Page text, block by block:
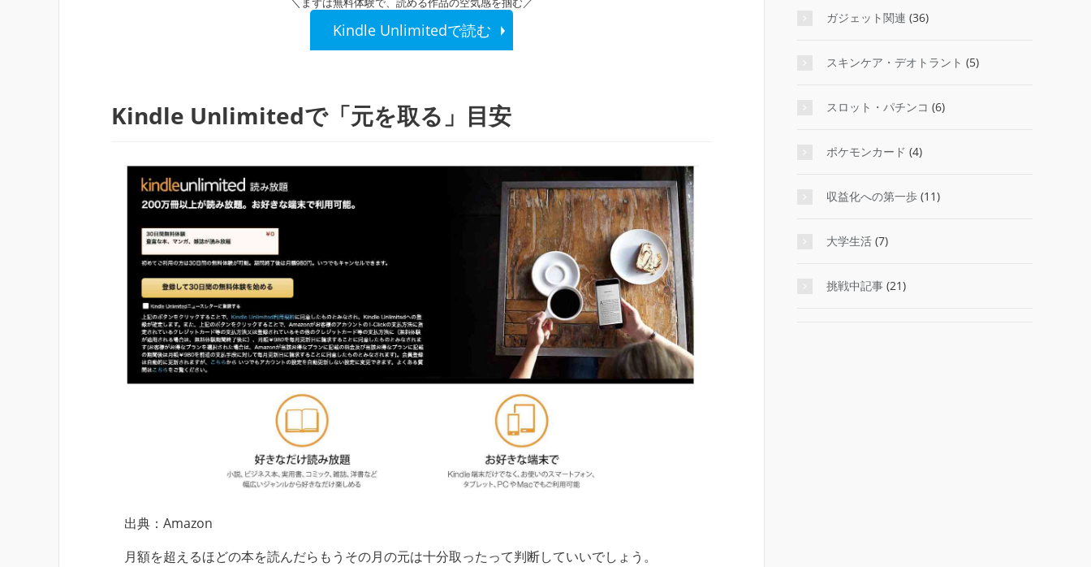
Kindle Unlimitedで読む
Kindle Unlimitedで「元を取る」目安
出典：Amazon
月額を超えるほどの本を読んだらもうその月の元は十分取ったって判断していいでしょう。
ガジェット関連 (36)
スキンケア・デオトラント (5)
スロット・パチンコ (6)
ポケモンカード (4)
収益化への第一歩 (11)
大学生活 (7)
挑戦中記事 (21)